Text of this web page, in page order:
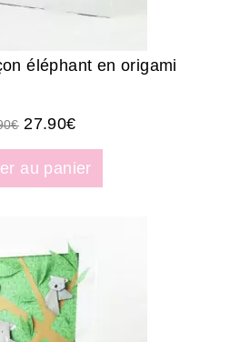
éléphant en origami
€ 27.90€
au panier